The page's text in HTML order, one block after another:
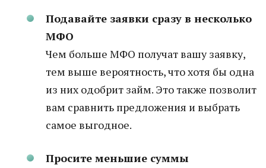
Подавайте заявки сразу в несколько
МФО
Чем больше МФО получат вашу заявку,
тем выше вероятность, что хотя бы одна
из них одобрит займ. Это также позволит
вам сравнить предложения и выбрать
самое выгодное.
Просите меньшие суммы